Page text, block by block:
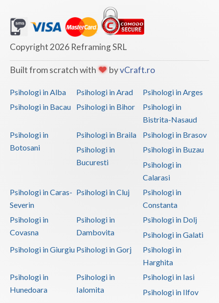
Psihoterapie - Interventie psihoterapeutica in ... (2)
Psihoterapie - Interventie psihoterapeutica in ... (2)
Psihoterapie - Interventie psihoterapeutica in ... (1)
Psihoterapie - Interventie psihoterapeutica in ... (2)
Psihoterapie - Interventie psihoterapeutica in ... (2)
Psihoterapie - Interventie psihoterapeutica in ... (1)
Psihoterapie - Interventie psihoterapeutica in ... (1)
Psihoterapie - Interventie psihoterapeutica in ... (1)
Psihoterapie - Interventie psihoterapeutica in ... (2)
Psihoterapie - Interventie psihoterapeutica in ... (1)
Psihoterapie, asistenta si consultanta psihologica (1)
Psihoterapie/ consiliere online (via skype) (1)
Terapii de scurta durata (1)
Copyright 2026 Reframing SRL
Built from scratch with byvCraft.ro
Psihologi in Alba Psihologi in Arad
Psihologi in Arges
Psihologi in Bacau
Psihologi in Bihor
Psihologi in
Bistrita-Nasaud
Psihologi in
Botosani
Psihologi in Braila
Psihologi in Brasov
Psihologi in
Bucuresti
Psihologi in Buzau
Psihologi in
Calarasi
Psihologi in Caras-
Severin
Psihologi in Cluj
Psihologi in
Constanta
Psihologi in
Covasna
Psihologi in
Dambovita
Psihologi in Dolj
Psihologi in Galati
Psihologi in Giurgiu Psihologi in Gorj
Psihologi in
Harghita
Psihologi in
Hunedoara
Psihologi in
Ialomita
Psihologi in Iasi
Psihologi in Ilfov